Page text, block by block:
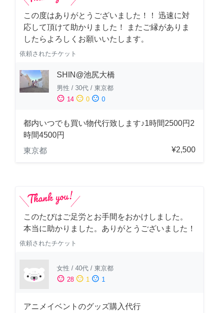
この度はありがとうございました！！ 迅速に対
応して頂けて助かりました！ またご縁がありま
したらよろしくお願いいたします。
依頼されたチケット
SHIN@池尻大橋
男性 / 30代 / 東京都
sentiment_satisfied 14 sentiment_neutral 0 sentiment_dissatisfied 0
都内いつでも買い物代行致します♪1時間2500円2
時間4500円
東京都
¥2,500
このたびはご足労とお手間をおかけしました。
本当に助かりました。ありがとうございました！
依頼されたチケット
女性 / 40代 / 東京都
sentiment_satisfied 28 sentiment_neutral 1 sentiment_dissatisfied 1
アニメイベントのグッズ購入代行